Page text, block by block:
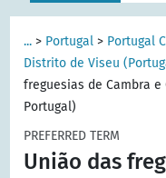
... > Portugal > Portugal
Distrito de Viseu
freguesias de Cambra
Portugal)
PREFERRED TERM
União das